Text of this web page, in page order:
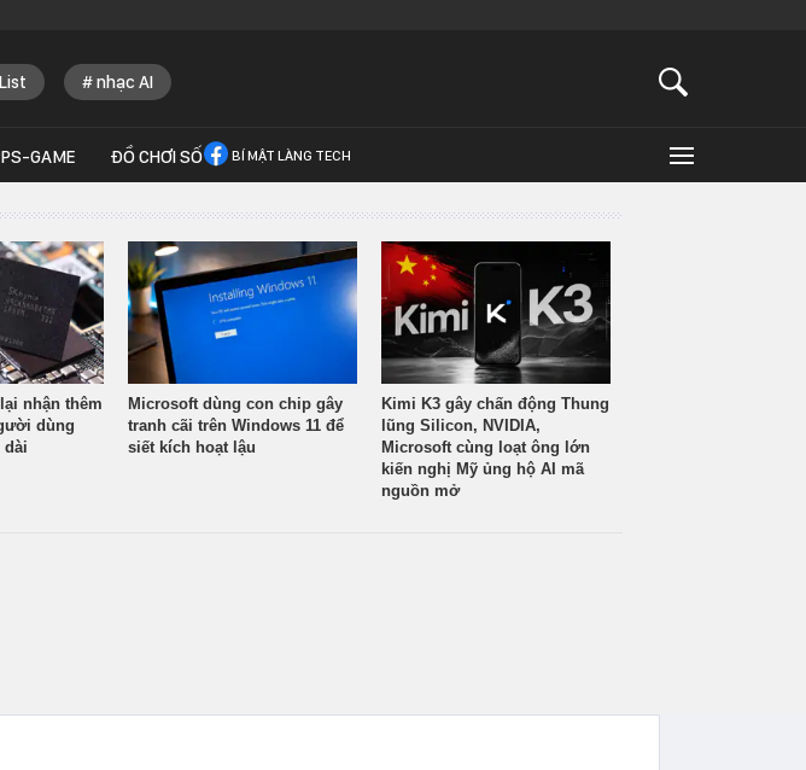
nhạc AI
GAME ĐỒ CHƠI SỐ BÍ MẬT LÀNG TECH
nhận thêm
dùng
dài
Microsoft dùng con chip gây
tranh cãi trên Windows 11 để
siết kích hoạt lậu
Kimi K3 gây chấn động Thung
lũng Silicon, NVIDIA,
Microsoft cùng loạt ông lớn
kiến nghị Mỹ ủng hộ AI mã
nguồn mở